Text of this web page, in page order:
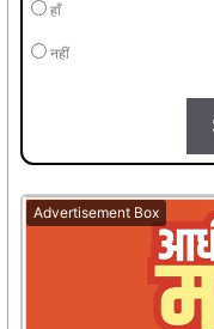
हाँ
नहीं
Advertisement Box